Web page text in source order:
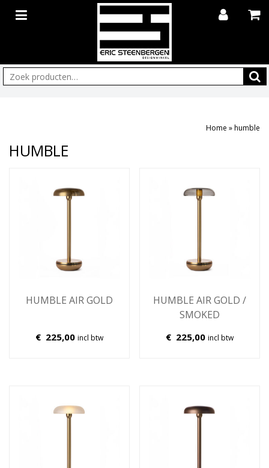
Zoeken:
Home »humble
HUMBLE
HUMBLE AIR GOLD
€ 225,00 incl btw
HUMBLE AIR GOLD /
SMOKED
€ 225,00 incl btw